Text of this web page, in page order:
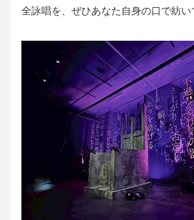
全詠唱を、ぜひあなた自身の口で紡い